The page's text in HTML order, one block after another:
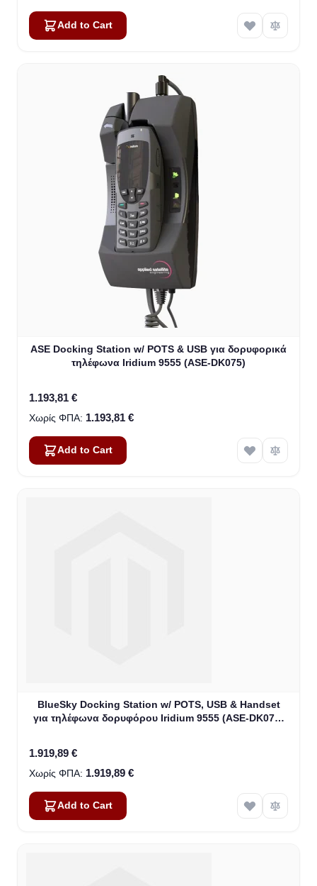
Add to Cart
ASE Docking Station w/ POTS & USB για δορυφορικά
τηλέφωνα Iridium 9555 (ASE-DK075)
1.193,81 €
1.193,81 €
Add to Cart
BlueSky Docking Station w/ POTS, USB & Handset
για τηλέφωνα δορυφόρου Iridium 9555 (ASE-DK075-
1.919,89 €
1.919,89 €
Add to Cart